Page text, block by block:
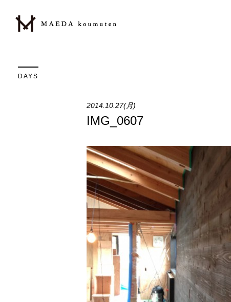
DAYS
2014.10.27(月)
IMG_0607